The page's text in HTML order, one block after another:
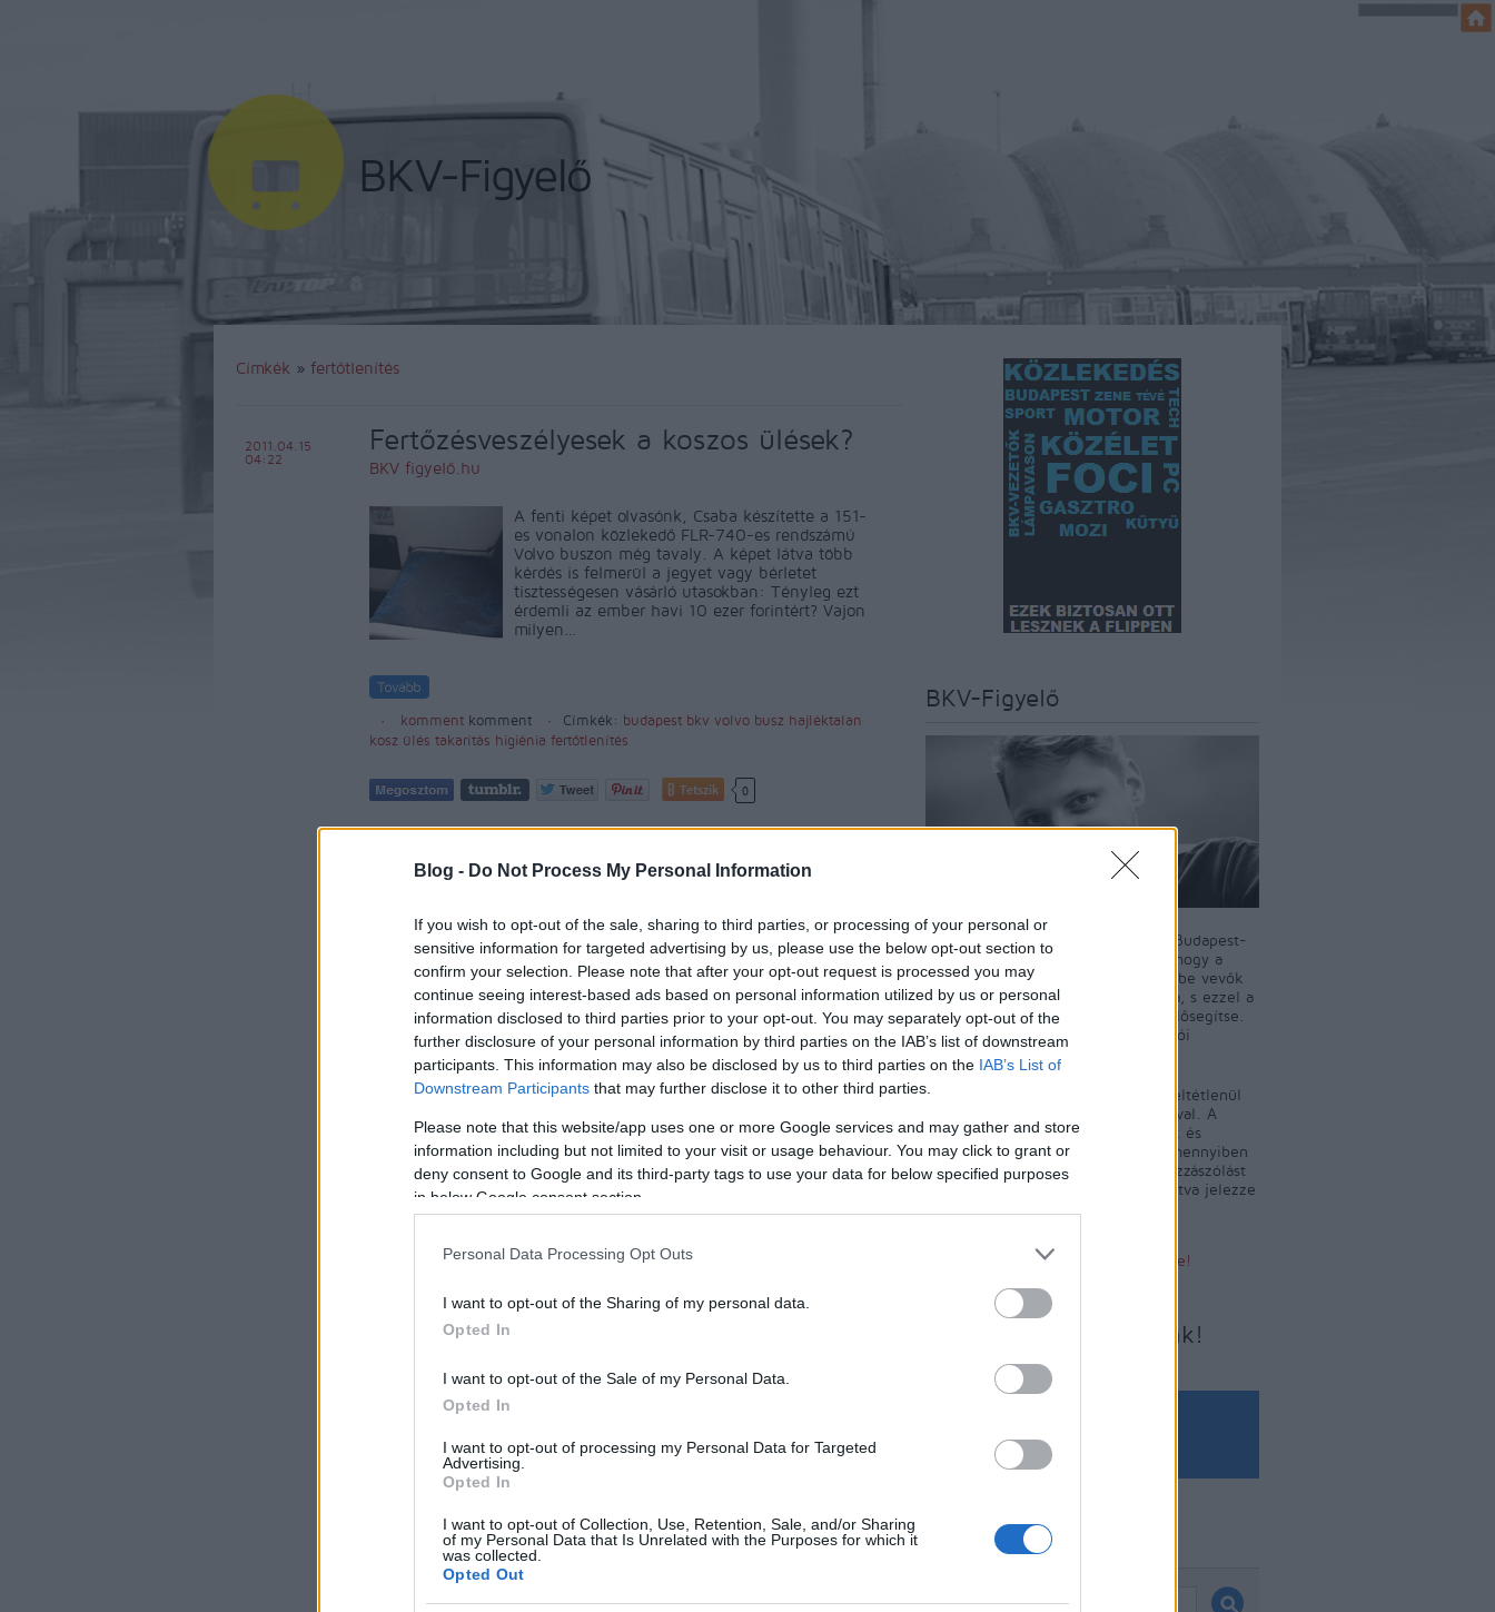
Blog - Do Not Process My Personal Information
If you wish to opt-out of the sale, sharing to third parties, or processing of your personal or
sensitive information for targeted advertising by us, please use the below opt-out section to
confirm your selection. Please note that after your opt-out request is processed you may
continue seeing interest-based ads based on personal information utilized by us or personal
information disclosed to third parties prior to your opt-out. You may separately opt-out of the
further disclosure of your personal information by third parties on the IAB’s list of downstream
participants. This information may also be disclosed by us to third parties on the IAB’s List of
Downstream Participants that may further disclose it to other third parties.
Please note that this website/app uses one or more Google services and may gather and store
information including but not limited to your visit or usage behaviour. You may click to grant or
deny consent to Google and its third-party tags to use your data for below specified purposes
in below Google consent section.
Personal Data Processing Opt Outs
I want to opt-out of the Sharing of my personal data.
Opted In
I want to opt-out of the Sale of my Personal Data.
Opted In
I want to opt-out of processing my Personal Data for Targeted
Advertising.
Opted In
I want to opt-out of Collection, Use, Retention, Sale, and/or Sharing
of my Personal Data that Is Unrelated with the Purposes for which it
was collected.
Opted Out
Címkék » fertőtlenítés
Fertőzésveszélyesek a koszos ülések?
BKV figyelő.hu
2011.04.15
04:22
A fenti képet olvasónk, Csaba készítette a 151-
es vonalon közlekedő FLR-740-es rendszámú
Volvo buszon még tavaly. A képet látva több
kérdés is felmerül a jegyet vagy bérletet
tisztességesen vásárló utasokban: Tényleg ezt
érdemli az ember havi 10 ezer forintért? Vajon
milyen…
komment komment Címkék: budapest bkv volvo busz hajléktalan
kosz ülés takarítás higiénia fertőtlenítés
Tetszik 0
BKV-Figyelő
Az oldal szerkesztője Király Dávid Budapest-
szakújságíró. A BKV-Figyelő célja, hogy a
budapesti tömegközlekedést igénybe vevők
véleményét a nyilvánosság elé tárja, s ezzel a
közösségi közlekedés fejlődését elősegítse.
A blog nem tényeket, hanem olvasói
észrevételeket közöl.
A BKV-Figyelő szerkesztője nem feltétlenül
ért egyet a közölt levelek tartalmával. A
megjelent levelek szerkesztésének és
rövidítésének jogát fenntartjuk. Amennyiben
a BKV-Figyelőn sértő tartalmat, hozzászólást
talál, kérjük, az alábbi linkre kattintva jelezze
Sértő tartalom bejelentése!
Írjon nekünk!
Keresés